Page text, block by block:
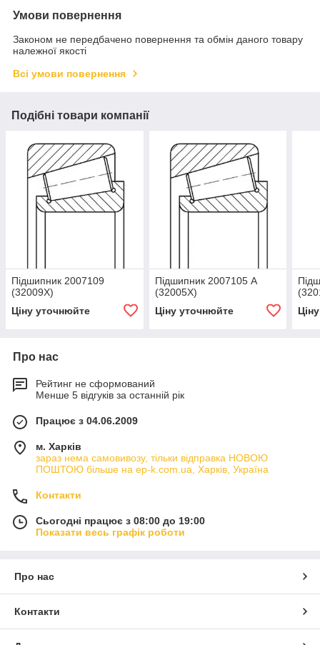
Умови повернення
Законом не передбачено повернення та обмін даного товару
належної якості
Всі умови повернення
Подібні товари компанії
Підшипник 2007109
(32009Х)
Ціну уточнюйте
Підшипник 2007105 А
(32005Х)
Ціну уточнюйте
Про нас
Рейтинг не сформований
Менше 5 відгуків за останній рік
Працює з 04.06.2009
м. Харків
зараз нема самовивозу, тільки відправка НОВОЮ
ПОШТОЮ більше на ep-k.com.ua, Харків, Україна
Контакти
Сьогодні працює з 08:00 до 19:00
Показати весь графік роботи
Про нас
Контакти